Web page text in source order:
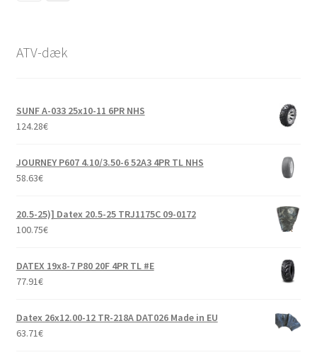
ATV-dæk
SUNF A-033 25x10-11 6PR NHS
124.28€
JOURNEY P607 4.10/3.50-6 52A3 4PR TL NHS
58.63€
20.5-25)] Datex 20.5-25 TRJ1175C 09-0172
100.75€
DATEX 19x8-7 P80 20F 4PR TL #E
77.91€
Datex 26x12.00-12 TR-218A DAT026 Made in EU
63.71€